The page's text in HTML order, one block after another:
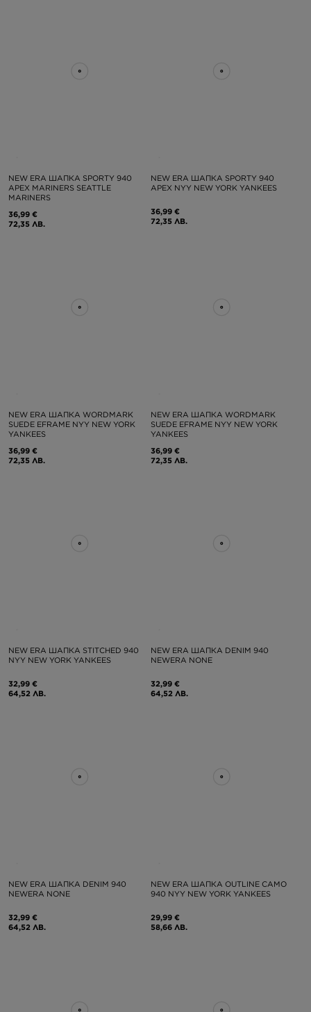
NEW ERA ШАПКА SPORTY 940
APEX MARINERS SEATTLE
MARINERS
36,99 €
72,35 ЛВ.
NEW ERA ШАПКА SPORTY 940
APEX NYY NEW YORK YANKEES
36,99 €
72,35 ЛВ.
NEW ERA ШАПКА WORDMARK
SUEDE EFRAME NYY NEW YORK
YANKEES
36,99 €
72,35 ЛВ.
NEW ERA ШАПКА WORDMARK
SUEDE EFRAME NYY NEW YORK
YANKEES
36,99 €
72,35 ЛВ.
NEW ERA ШАПКА STITCHED 940
NYY NEW YORK YANKEES
32,99 €
64,52 ЛВ.
NEW ERA ШАПКА DENIM 940
NEWERA NONE
32,99 €
64,52 ЛВ.
NEW ERA ШАПКА DENIM 940
NEWERA NONE
32,99 €
64,52 ЛВ.
NEW ERA ШАПКА OUTLINE CAMO
940 NYY NEW YORK YANKEES
29,99 €
58,66 ЛВ.